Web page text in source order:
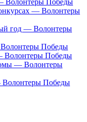
Волонтеры Победы
— Волонтеры
год — Волонтеры
Победы
Волонтеры Победы
— Волонтеры
Волонтеры Победы